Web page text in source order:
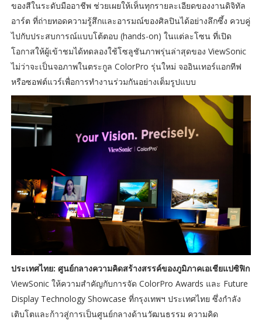
ของสีในระดับมืออาชีพ ช่วยเผยให้เห็นทุกรายละเอียดของงานดิจิทัล
อาร์ต ที่ถ่ายทอดความรู้สึกและอารมณ์ของศิลปินได้อย่างลึกซึ้ง ควบคู่
ไปกับประสบการณ์แบบโต้ตอบ (hands-on) ในแต่ละโซน ที่เปิด
โอกาสให้ผู้เข้าชมได้ทดลองใช้โซลูชันภาพรุ่นล่าสุดของ ViewSonic
ไม่ว่าจะเป็นจอภาพในตระกูล ColorPro รุ่นใหม่ จออินเทอร์แอกทีฟ
หรือซอฟต์แวร์เพื่อการทำงานร่วมกันอย่างเต็มรูปแบบ
ประเทศไทย: ศูนย์กลางความคิดสร้างสรรค์ของภูมิภาคเอเชียแปซิฟิก
ViewSonic ให้ความสำคัญกับการจัด ColorPro Awards และ Future
Display Technology Showcase ที่กรุงเทพฯ ประเทศไทย ซึ่งกำลัง
เติบโตและก้าวสู่การเป็นศูนย์กลางด้านวัฒนธรรม ความคิด